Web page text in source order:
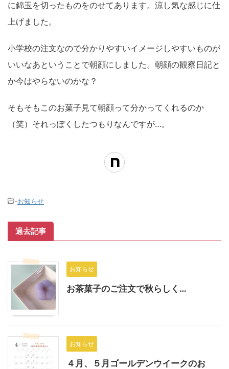
に錦玉を切ったものをのせてあります。涼し気な感じに仕
上げました。
小学校の注文なので分かりやすいイメージしやすいものが
いいなあということで朝顔にしました。朝顔の観察日記と
か今はやらないのかな？
そもそもこのお菓子見て朝顔って分かってくれるのか
（笑）それっぽくしたつもりなんですが…。
-お知らせ
過去記事
お知らせ
お茶菓子のご注文で秋らしく…
お知らせ
４月、５月ゴールデンウイークのお